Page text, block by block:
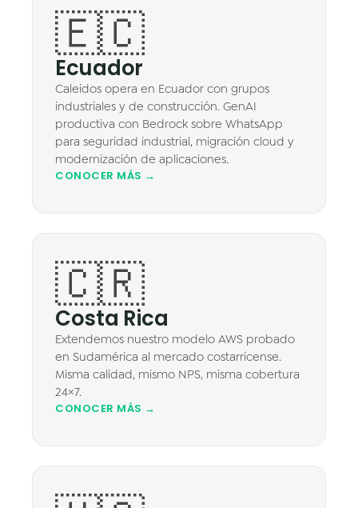
🇪🇨
Ecuador
Caleidos opera en Ecuador con grupos
industriales y de construcción. GenAI
productiva con Bedrock sobre WhatsApp
para seguridad industrial, migración cloud y
modernización de aplicaciones.
CONOCER MÁS →
🇨🇷
Costa Rica
Extendemos nuestro modelo AWS probado
en Sudamérica al mercado costarricense.
Misma calidad, mismo NPS, misma cobertura
24×7.
CONOCER MÁS →